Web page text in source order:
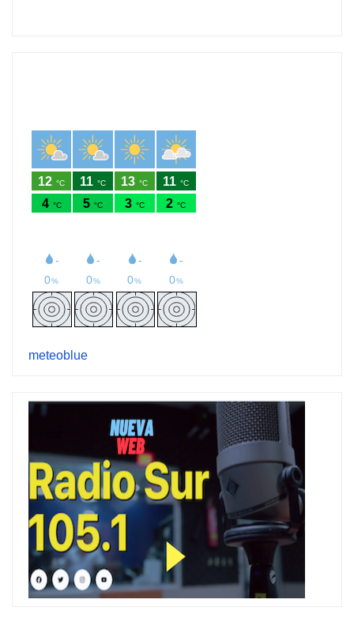
meteoblue